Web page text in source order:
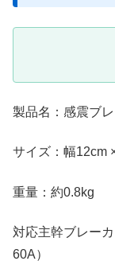
製品名：感震ブ
サイズ：幅12cm
重量：約0.8kg
対応主幹ブレー
60A）